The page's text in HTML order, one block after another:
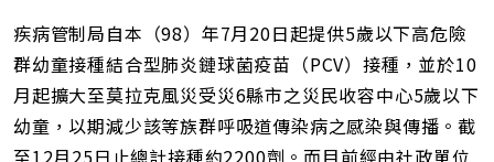
疾病管制局自本（98）年7月20日起提供5歲以下高危險
群幼童接種結合型肺炎鏈球菌疫苗（PCV）接種，並於10
月起擴大至莫拉克風災受災6縣市之災民收容中心5歲以下
幼童，以期減少該等族群呼吸道傳染病之感染與傳播。截
至12月25日止總計接種約2200劑。而目前經由社政單位